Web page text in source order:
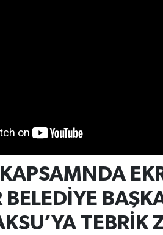
KAPSAMNDA
BELEDİYE
TEBRİK